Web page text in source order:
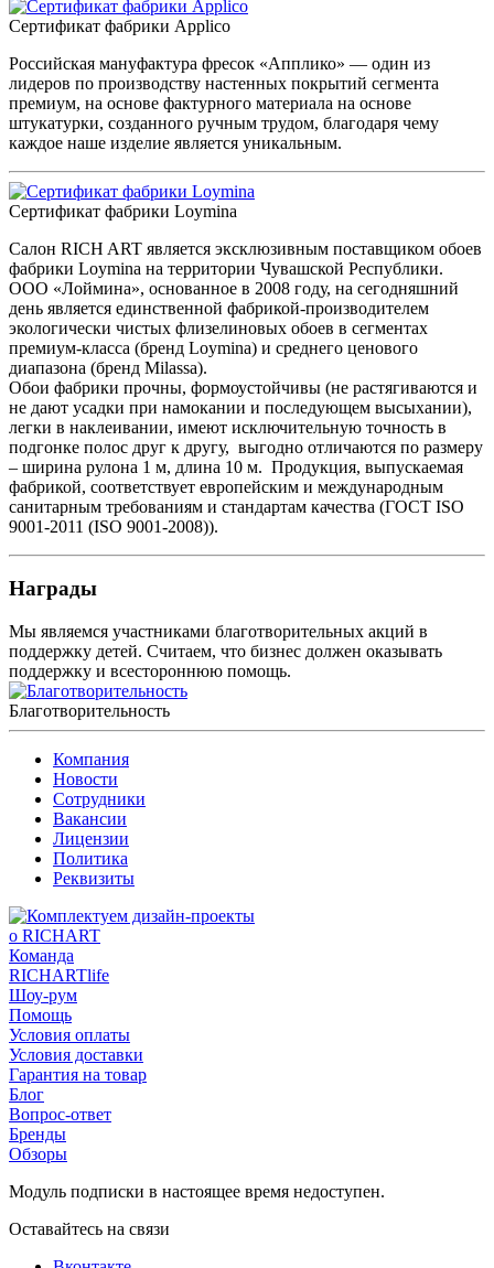
Сертификат фабрики Applico
Российская мануфактура фресок «Апплико» — один из
лидеров по производству настенных покрытий сегмента
премиум, на основе фактурного материала на основе
штукатурки, созданного ручным трудом, благодаря чему
каждое наше изделие является уникальным.
Сертификат фабрики Loymina
Салон RICH ART является эксклюзивным поставщиком обоев
фабрики Loymina на территории Чувашской Республики.
ООО «Лоймина», основанное в 2008 году, на сегодняшний
день является единственной фабрикой-производителем
экологически чистых флизелиновых обоев в сегментах
премиум-класса (бренд Loymina) и среднего ценового
диапазона (бренд Milassa).
Обои фабрики прочны, формоустойчивы (не растягиваются и
не дают усадки при намокании и последующем высыхании),
легки в наклеивании, имеют исключительную точность в
подгонке полос друг к другу, выгодно отличаются по размеру
– ширина рулона 1 м, длина 10 м. Продукция, выпускаемая
фабрикой, соответствует европейским и международным
санитарным требованиям и стандартам качества (ГОСТ ISO
9001-2011 (ISO 9001-2008)).
Награды
Мы являемся участниками благотворительных акций в
поддержку детей. Считаем, что бизнес должен оказывать
поддержку и всестороннюю помощь.
Благотворительность
Компания
Новости
Сотрудники
Вакансии
Лицензии
Политика
Реквизиты
о RICHART
Команда
RICHARTlife
Шоу-рум
Помощь
Условия оплаты
Условия доставки
Гарантия на товар
Блог
Вопрос-ответ
Бренды
Обзоры
Модуль подписки в настоящее время недоступен.
Оставайтесь на связи